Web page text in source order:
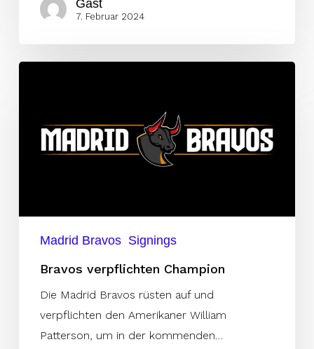
Gast
7. Februar 2024
Madrid Bravos Signings
Bravos verpflichten Champion
Die Madrid Bravos rüsten auf und
verpflichten den Amerikaner William
Patterson, um in der kommenden…